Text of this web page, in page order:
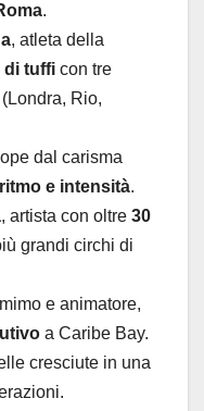
.
, atleta della
di tuffi con tre
Rio,
dal carisma
e intensità.
, artista con oltre 30
grandi circhi di
e animatore,
a Caribe Bay.
cresciute in una